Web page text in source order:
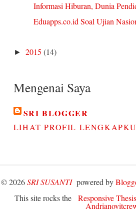
Informasi Hiburan, Dunia
Eduapps.co.id Soal Ujian
► 2015 (14)
Mengenai Saya
SRI BLOGGER
LIHAT PROFIL LENGKAPKU
©2026SRI SUSANTIpowered by
This site rocks the Responsive